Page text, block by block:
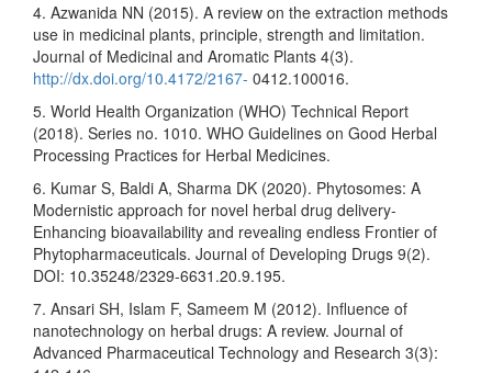
4. Azwanida NN (2015). A review on the extraction methods
use in medicinal plants, principle, strength and limitation.
Journal of Medicinal and Aromatic Plants 4(3).
http://dx.doi.org/10.4172/2167- 0412.100016.
5. World Health Organization (WHO) Technical Report
(2018). Series no. 1010. WHO Guidelines on Good Herbal
Processing Practices for Herbal Medicines.
6. Kumar S, Baldi A, Sharma DK (2020). Phytosomes: A
Modernistic approach for novel herbal drug delivery-
Enhancing bioavailability and revealing endless Frontier of
Phytopharmaceuticals. Journal of Developing Drugs 9(2).
DOI: 10.35248/2329-6631.20.9.195.
7. Ansari SH, Islam F, Sameem M (2012). Influence of
nanotechnology on herbal drugs: A review. Journal of
Advanced Pharmaceutical Technology and Research 3(3):